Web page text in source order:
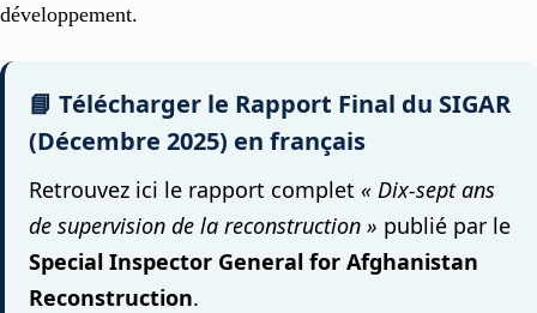
développement.
📘 Télécharger le Rapport Final du SIGAR
(Décembre 2025) en français
Retrouvez ici le rapport complet « Dix-sept ans
de supervision de la reconstruction » publié par le
Special Inspector General for Afghanistan
Reconstruction.